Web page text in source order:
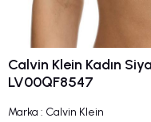
Calvin Klein Kadın
LV00QF8547
Marka : Calvin Klein